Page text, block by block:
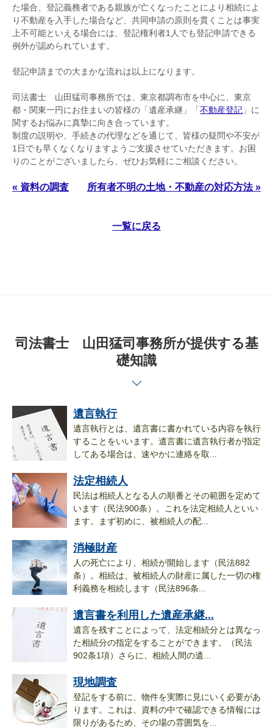
た場合、登記義務者である親族が亡くなったことにより相続によ
り不動産を入手した場合など、共同申請の原則を貫くことは事実
上不可能といえる場合には、登記権利者1人でも登記申請できる
例外が認められています。
登記申請までの大まかな流れは以上になります。
司法書士 山田猛司事務所では、東京都調布市を中心に、東京
都・関東一円にお住まいの皆様の「遺産承継」「 不動産登記 」に
関するお悩みに真摯に向き合っています。
制度の説明や、手続きの代理などを通じて、皆様の疑問や不安が
1日でも早くなくなりますようご支援させていただきます。お困
りのことがございましたら、ぜひお気軽にご相談ください。
« 資料の調査 所有者不明の土地・不動産の対応方法 »
一覧に戻る
司法書士 山田猛司事務所が提供する基
礎知識
遺言執行
遺言執行とは、遺言書に書かれている内容を執行
することをいいます。遺言書に遺言執行者が指定
してある場合は、速やかに連絡を取...
法定相続人
民法は相続人となる人の順番とその範囲を定めて
います（民法900条）。これを法定相続人といい
ます。まず初めに、被相続人の配...
消極財産
人の死亡により、相続が開始します（民法882
条）。相続は、被相続人の財産に属した一切の権
利義務を相続します（民法896条...
遺言書を利用した遺産承継...
遺言を残すことによって、法定相続分とは異なっ
た相続分の指定をすることができます。（民法
902条1項）さらに、相続人間の遺...
現地調査
登記をする前に、物件を実際に見にいく必要があ
ります。これは、資料の中で確認できる情報には
限りがあるため、その場の雰囲気を...